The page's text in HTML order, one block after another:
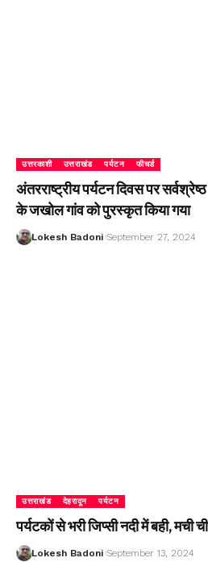
उत्तरकाशी उत्तराखंड पर्यटन फीचर्ड
अंतरराष्ट्रीय पर्यटन दिवस पर
के जखोल गांव को पुरस्कृत किया गया
Lokesh Badoni September 27, 2024
उत्तराखंड देहरादून पर्यटन
पर्यटकों से भरी जिप्सी नदी में बही, मची
Lokesh Badoni September 13, 2024